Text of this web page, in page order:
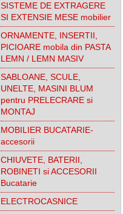
SISTEME DE EXTRAGERE
SI EXTENSIE MESE mobilier
ORNAMENTE, INSERTII,
PICIOARE mobila din PASTA
LEMN / LEMN MASIV
SABLOANE, SCULE,
UNELTE, MASINI BLUM
pentru PRELECRARE si
MONTAJ
MOBILIER BUCATARIE-
accesorii
CHIUVETE, BATERII,
ROBINETI si ACCESORII
Bucatarie
ELECTROCASNICE